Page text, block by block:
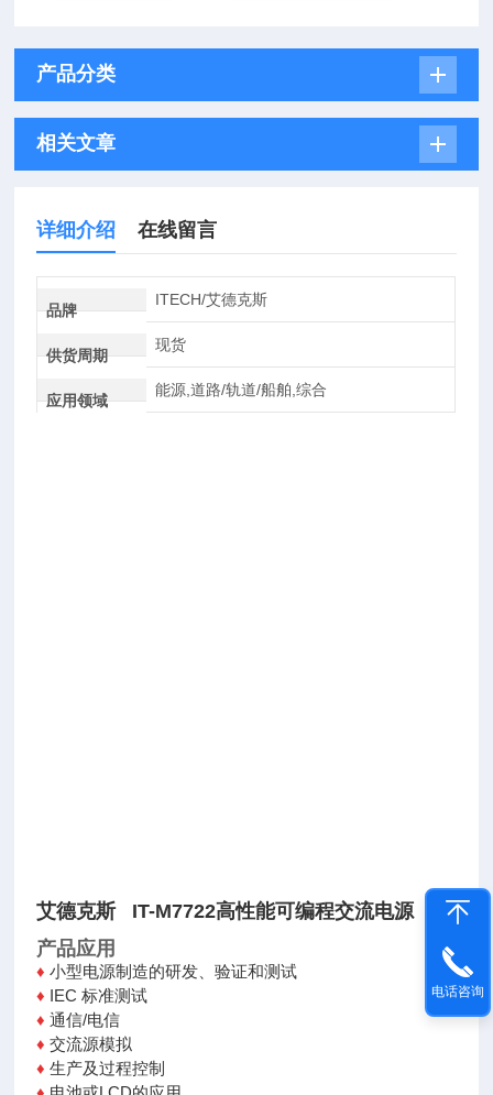
产品分类
相关文章
详细介绍 在线留言
品牌
ITECH/艾德克斯
供货周期
现货
应用领域
能源,道路/轨道/船舶,综合
艾德克斯 IT-M7722高性能可编程交流电源
产品应用
♦小型电源制造的研发、验证和测试
♦ IEC 标准测试
♦通信/电信
♦交流源模拟
♦生产及过程控制
电话咨询